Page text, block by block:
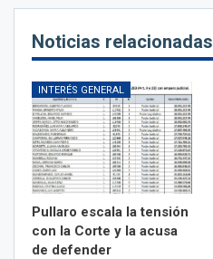
Noticias relacionadas
INTERÉS GENERAL
Pullaro escala la tensión
con la Corte y la acusa
de defender